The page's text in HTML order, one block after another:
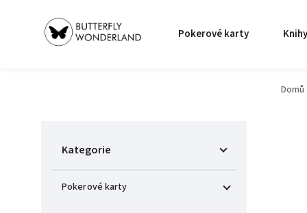
Pokerové karty Knihy
Domů
Kategorie
Pokerové karty